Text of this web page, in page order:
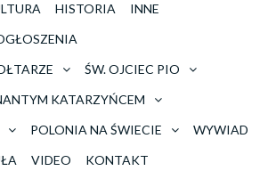
HISTORIA
INNE
ŚW. OJCIEC PIO
KATARZYŃCEM
POLONIA NA ŚWIECIE
WYWIAD
VIDEO
KONTAKT